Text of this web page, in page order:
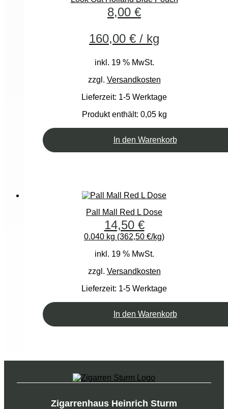
8,00 €
160,00 € / kg
inkl. 19 % MwSt.
zzgl. Versandkosten
Lieferzeit: 1-5 Werktage
Produkt enthält: 0,05 kg
In den Warenkorb
Pall Mall Red L Dose
14,50 €
0.040 kg (362,50 €/kg)
inkl. 19 % MwSt.
zzgl. Versandkosten
Lieferzeit: 1-5 Werktage
In den Warenkorb
Zigarrenhaus Heinrich Sturm